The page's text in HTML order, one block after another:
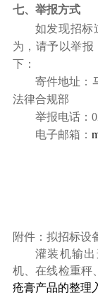
七、举报方式
如发现招标
为，请予以举
下：
寄件地址：
法律合规部
举报电话：
电子邮箱：
附件：拟招标设
灌装机输
机、在线检重秤
疮膏产品的整理